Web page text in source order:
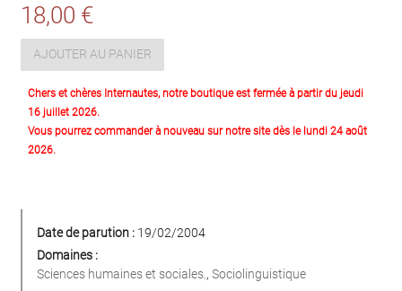
18,00 €
AJOUTER AU PANIER
Chers et chères Internautes, notre boutique est fermée à partir du jeudi
16 juillet 2026.
Vous pourrez commander à nouveau sur notre site dès le lundi 24 août
2026.
Date de parution : 19/02/2004
Domaines :
Sciences humaines et sociales. , Sociolinguistique